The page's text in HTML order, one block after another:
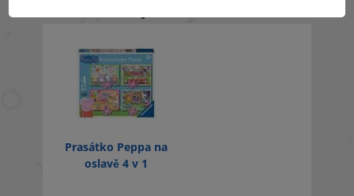
Prasátko Peppa na
oslavě 4 v 1